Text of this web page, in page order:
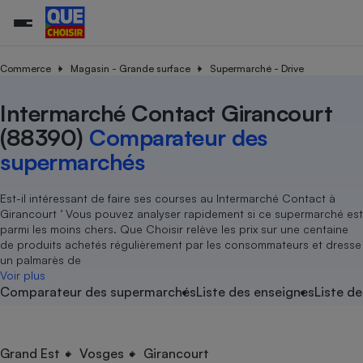
Commerce Magasin - Grande surface Supermarché - Drive
Intermarché Contact Girancourt
(88390) Comparateur des
supermarchés
Est-il intéressant de faire ses courses au Intermarché Contact à
Girancourt ’ Vous pouvez analyser rapidement si ce supermarché est
parmi les moins chers. Que Choisir relève les prix sur une centaine
de produits achetés régulièrement par les consommateurs et dresse
un palmarès de
Voir plus
Comparateur des supermarchésListe des enseignesListe
Grand Est Vosges Girancourt
Additifs
Agriculture
Produit alimentaire
Achat - Vente - Location
Carburant
Magasin - Grande surface
Marketing - Fidélisation
Organismes de défense
Système judiciaire
Air
Eau
Achat - Vente - Travaux
Location
Sport
Vacances - Tourisme
électrique
Démarche administrative
Senior
Service marchand
Train
Transport aérien
Toutes les actualités
Enquêtes
Guides d'achat
Conseils
Brèves
Tous les services
Soumettre un litige
Lettres types
Rencontrer une association locale
Tous nos combats
Nos actions
Nos grandes victoires
Les billets de la présidente
Nos associations locales
Nous rejoindre
En savoir plus sur Que Choisir Ensemble
?
L’association
Nos missions
Notre méthodologie
Notre financement
Nos partenaires
Nous rejoindre